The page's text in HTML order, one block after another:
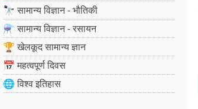
🔭 सामान्य विज्ञान - भौतिकी
⚗️ सामान्य विज्ञान - रसायन
🏆 खेलकूद सामान्य ज्ञान
📅 महत्वपूर्ण दिवस
🌐 विश्व इतिहास